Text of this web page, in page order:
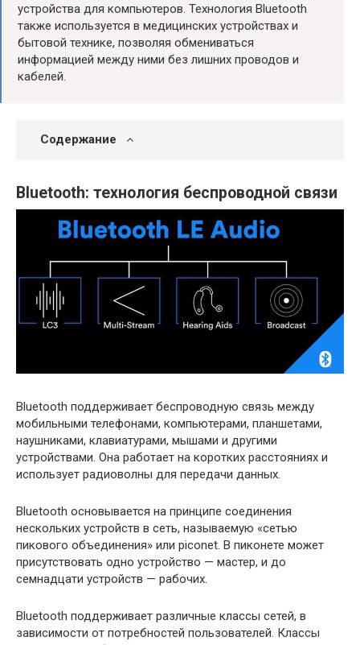
устройства для компьютеров. Технология Bluetooth
также используется в медицинских устройствах и
бытовой технике, позволяя обмениваться
информацией между ними без лишних проводов и
кабелей.
Содержание
Bluetooth: технология беспроводной связи
Bluetooth поддерживает беспроводную связь между
мобильными телефонами, компьютерами, планшетами,
наушниками, клавиатурами, мышами и другими
устройствами. Она работает на коротких расстояниях и
использует радиоволны для передачи данных.
Bluetooth основывается на принципе соединения
нескольких устройств в сеть, называемую «сетью
пикового объединения» или piconet. В пиконете может
присутствовать одно устройство — мастер, и до
семнадцати устройств — рабочих.
Bluetooth поддерживает различные классы сетей, в
зависимости от потребностей пользователей. Классы